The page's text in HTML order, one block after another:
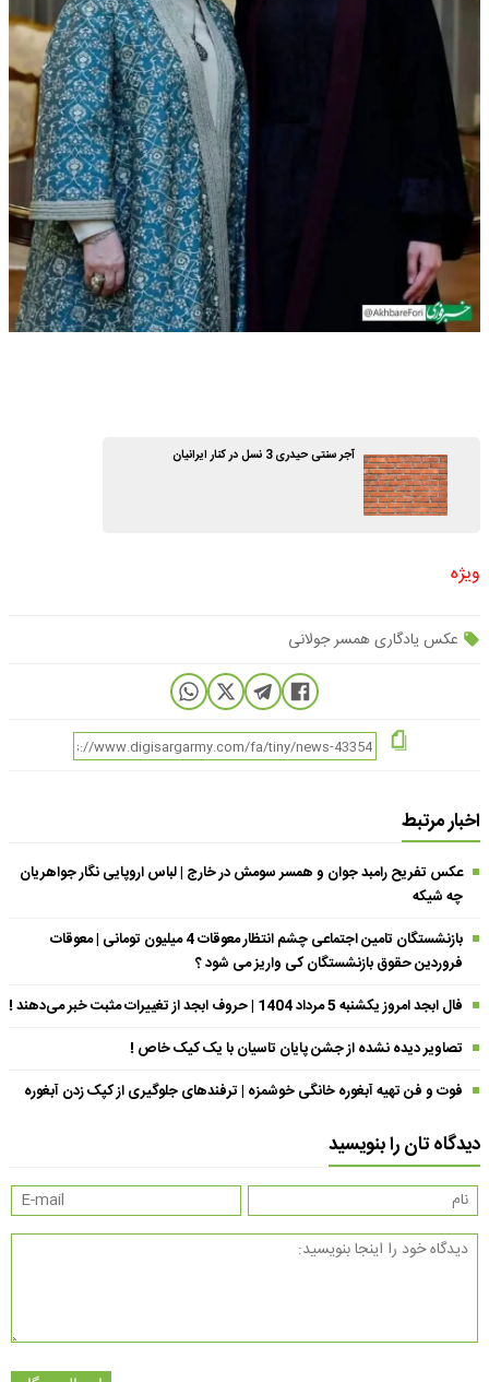
آجر سنتی حیدری 3 نسل در کنار ایرانیان
ویژه
عکس یادگاری همسر جولانی
اخبار مرتبط
عکس تفریح رامبد جوان و همسر سومش در خارج | لباس اروپایی نگار جواهریان
چه شیکه
بازنشستگان تامین اجتماعی چشم انتظار معوقات 4 میلیون تومانی | معوقات
فروردین حقوق بازنشستگان کی واریز می شود ؟
فال ابجد امروز یکشنبه 5 مرداد 1404 | حروف ابجد از تغییرات مثبت خبر می‌دهند !
تصاویر دیده نشده از جشن پایان تاسیان با یک کیک خاص !
فوت و فن تهیه آبغوره خانگی خوشمزه | ترفندهای جلوگیری از کپک زدن آبغوره
دیدگاه تان را بنویسید